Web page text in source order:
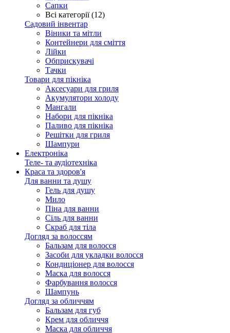
Сапки
Всі категорії (12)
Садовий інвентар
Віники та мітли
Контейнери для сміття
Лійки
Обприскувачі
Тачки
Товари для пікніка
Аксесуари для гриля
Акумулятори холоду
Мангали
Набори для пікніка
Паливо для пікніка
Решітки для гриля
Шампури
Електроніка
Теле- та аудіотехніка
Краса та здоров'я
Для ванни та душу
Гель для душу
Мило
Піна для ванни
Сіль для ванни
Скраб для тіла
Догляд за волоссям
Бальзам для волосся
Засоби для укладки волосся
Кондиціонер для волосся
Маска для волосся
Фарбування волосся
Шампунь
Догляд за обличчям
Бальзам для губ
Крем для обличчя
Маска для обличчя